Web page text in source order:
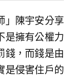
」陳宇安分享
是擁有公權力
錢，而錢是由
是侵害住戶的